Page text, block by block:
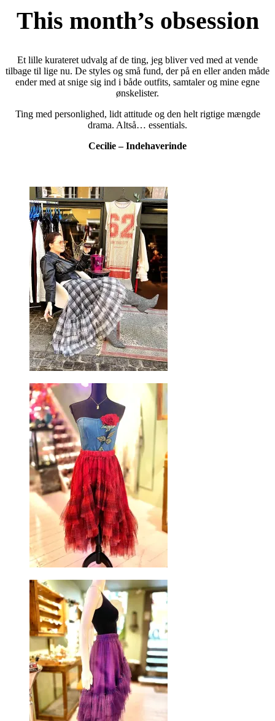
This month’s obsession
Et lille kurateret udvalg af de ting, jeg bliver ved med at vende
tilbage til lige nu. De styles og små fund, der på en eller anden måde
ender med at snige sig ind i både outfits, samtaler og mine egne
ønskelister.
Ting med personlighed, lidt attitude og den helt rigtige mængde
drama. Altså… essentials.
Cecilie – Indehaverinde